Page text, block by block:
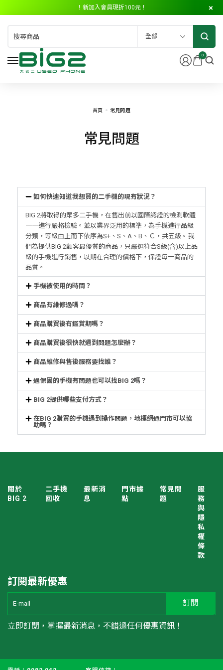
！新加入會員現折100元！
0
全部
首頁 常見問題
常見問題
如何快速知道我想買的二手機的現有狀況？
BIG 2將取得的眾多二手機，在售出前以國際認證的檢測軟體
一一進行嚴格檢驗。並以業界泛用的標準，為手機進行品級
分類，等級由上而下依序為S+、S、A、B、Ｃ，共五級。我
們為提供BIG 2顧客最優質的商品，只嚴選符合S級(含)以上品
級的手機進行銷售，以期在合理的價格下，保證每一商品的
品質。
手機被使用的時間？
商品有維修過嗎？
商品購買後有鑑賞期嗎？
商品購買後很快就遇到問題怎麼辦？
商品維修與售後服務要找誰？
過保固的手機有問題也可以找BIG 2嗎？
BIG 2提供哪些支付方式？
在BIG 2購買的手機遇到操作問題，地標網通門市可以協
助嗎？
關於
BIG 2
二手機
回收
最新消
息
門市據
點
常見問
題
服
務
與
隱
私
權
條
款
訂閱最新優惠​
立即訂閱，掌握最新消息，不錯過任何優惠資訊！